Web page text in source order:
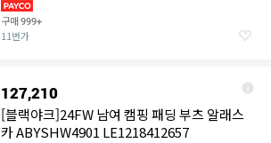
구매999+
11번가
127,210
[블랙야크]24FW 남여 캠핑 패딩 부츠 알래스
카 ABYSHW4901 LE1218412657